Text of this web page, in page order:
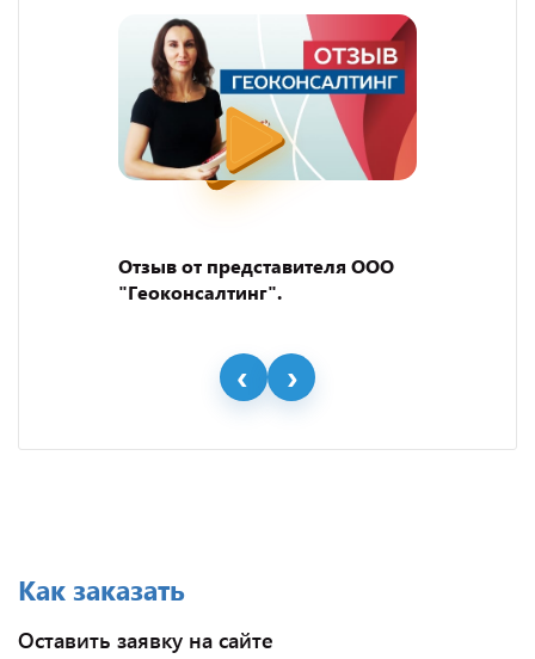
Отзыв от представителя ООО
"Геоконсалтинг".
Как заказать
Оставить заявку на сайте